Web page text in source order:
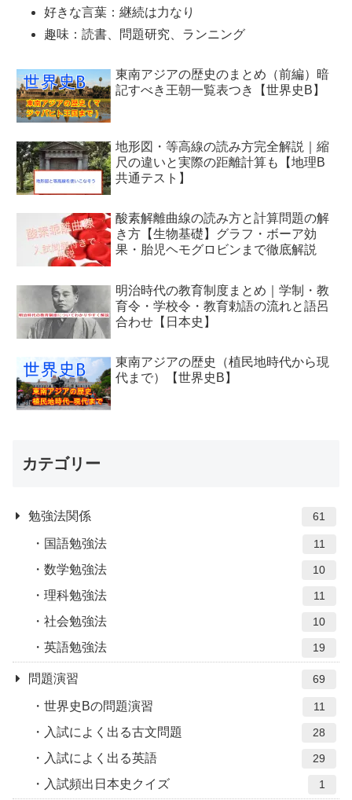
好きな言葉：継続は力なり
趣味：読書、問題研究、ランニング
東南アジアの歴史のまとめ（前編）暗
記すべき王朝一覧表つき【世界史B】
地形図・等高線の読み方完全解説｜縮
尺の違いと実際の距離計算も【地理B
共通テスト】
酸素解離曲線の読み方と計算問題の解
き方【生物基礎】グラフ・ボーア効
果・胎児ヘモグロビンまで徹底解説
明治時代の教育制度まとめ｜学制・教
育令・学校令・教育勅語の流れと語呂
合わせ【日本史】
東南アジアの歴史（植民地時代から現
代まで）【世界史B】
カテゴリー
勉強法関係 61
国語勉強法 11
数学勉強法 10
理科勉強法 11
社会勉強法 10
英語勉強法 19
問題演習 69
世界史Bの問題演習 11
入試によく出る古文問題 28
入試によく出る英語 29
入試頻出日本史クイズ 1